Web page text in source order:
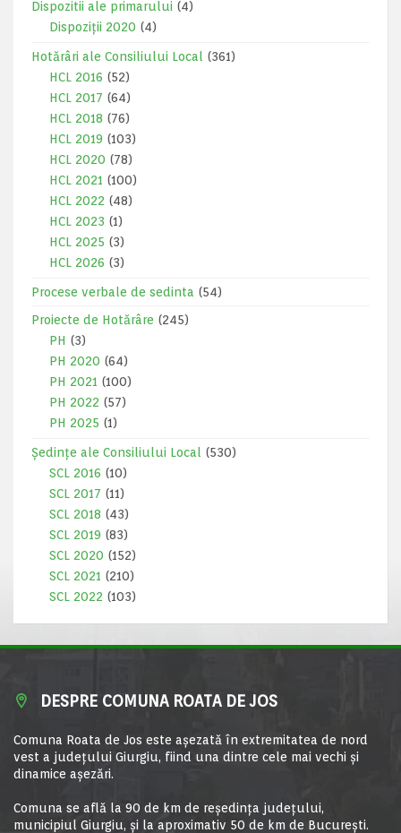
Dispozitii ale primarului (4)
Dispoziții 2020 (4)
Hotărâri ale Consiliului Local
(361)
HCL 2016 (52)
HCL 2017 (64)
HCL 2018 (76)
HCL 2019 (103)
HCL 2020 (78)
HCL 2021 (100)
HCL 2022 (48)
HCL 2023 (1)
HCL 2025 (3)
HCL 2026 (3)
Procese verbale de sedinta (54)
Proiecte de Hotărâre (245)
PH (3)
PH 2020 (64)
PH 2021 (100)
PH 2022 (57)
PH 2025 (1)
Ședințe ale Consiliului Local
(530)
SCL 2016 (10)
SCL 2017 (11)
SCL 2018 (43)
SCL 2019 (83)
SCL 2020 (152)
SCL 2021 (210)
SCL 2022 (103)
DESPRE COMUNA ROATA DE JOS
Comuna Roata de Jos este aşezată în extremitatea de nord
vest a judeţului Giurgiu, fiind una dintre cele mai vechi şi
dinamice aşezări.
Comuna se află la 90 de km de reşedinţa judeţului,
municipiul Giurgiu, şi la aproximativ 50 de km de Bucureşti.